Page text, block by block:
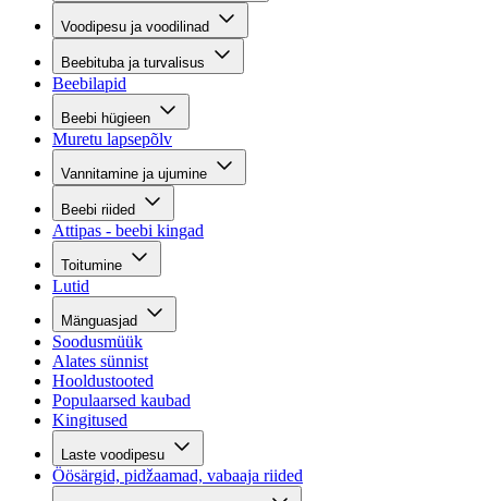
Voodipesu ja voodilinad
Beebituba ja turvalisus
Beebilapid
Beebi hügieen
Muretu lapsepõlv
Vannitamine ja ujumine
Beebi riided
Attipas - beebi kingad
Toitumine
Lutid
Mänguasjad
Soodusmüük
Alates sünnist
Hooldustooted
Populaarsed kaubad
Kingitused
Laste voodipesu
Öösärgid, pidžaamad, vabaaja riided